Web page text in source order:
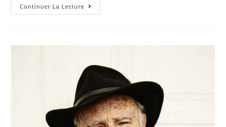
Continuer La Lecture